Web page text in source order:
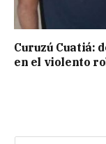
Curuzú Cuatiá:
en el violento